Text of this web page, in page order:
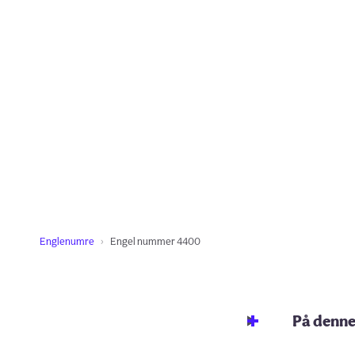
Englenumre Engel nummer 4400
På